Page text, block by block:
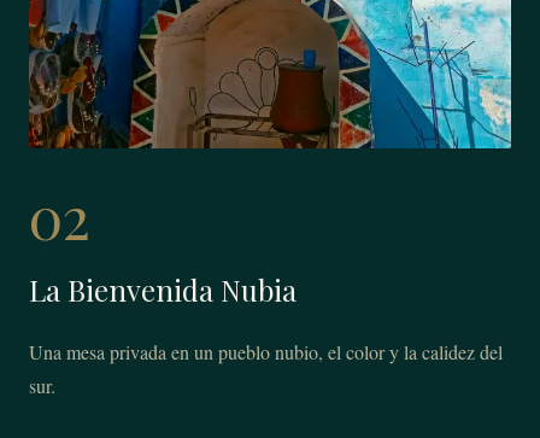
02
La Bienvenida Nubia
Una mesa privada en un pueblo nubio, el color y la calidez del
sur.